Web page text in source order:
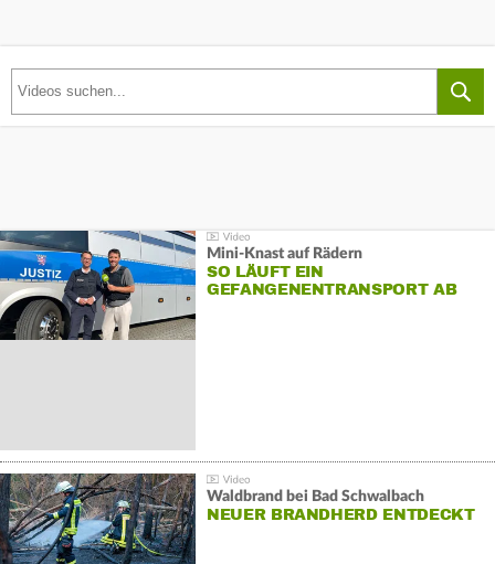
Mini-Knast auf Rädern
SO LÄUFT EIN
GEFANGENENTRANSPORT AB
Waldbrand bei Bad Schwalbach
NEUER BRANDHERD ENTDECKT